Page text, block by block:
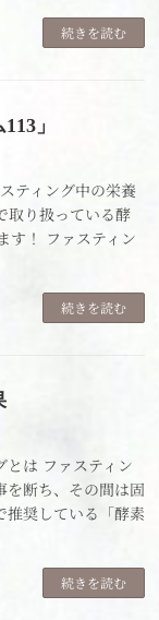
続きを読む
」
ティング中の栄養
取り扱っている酵
す！ ファスティン
続きを読む
とは ファスティン
を断ち、その間は固
推奨している「酵素
続きを読む